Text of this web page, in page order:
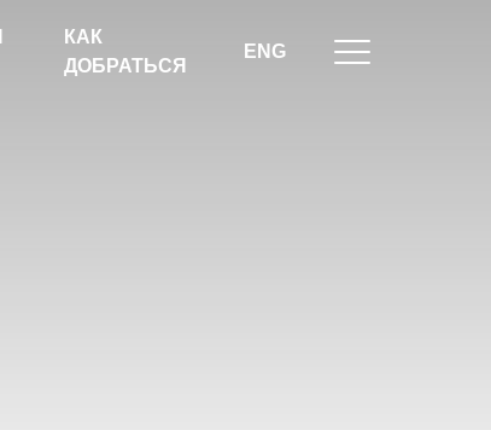
КАК
ДОБРАТЬСЯ
ENG